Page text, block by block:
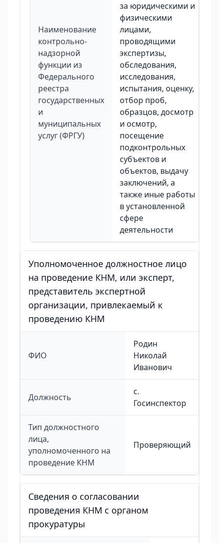
Наименование
контрольно-
надзорной
функции из
Федерального
реестра
государственных
и
муниципальных
услуг (ФРГУ)
за юридическими и
физическими
лицами,
проводящими
экспертизы,
обследования,
исследования,
испытания, оценку,
отбор проб,
образцов, досмотр
и осмотр,
посещение
подконтрольных
субъектов и
объектов, выдачу
заключений, а
также иные работы
в установленной
сфере
деятельности
Уполномоченное должностное лицо
на проведение КНМ, или эксперт,
представитель экспертной
организации, привлекаемый к
проведению КНМ
ФИО
Родин
Николай
Иванович
Должность
с.
Госинспектор
Тип должностного
лица,
уполномоченного на
проведение КНМ
Проверяющий
Сведения о согласовании
проведения КНМ с органом
прокуратуры